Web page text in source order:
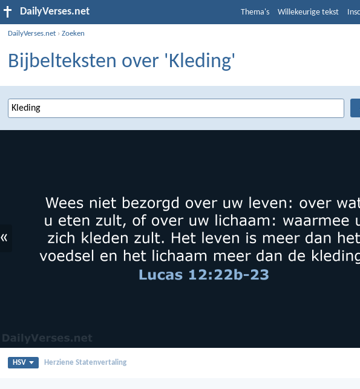
DailyVerses.net Thema's Willekeurige tekst
DailyVerses.net ›Zoeken
Bijbelteksten over 'Kleding'
«
HSV Herziene Statenvertaling